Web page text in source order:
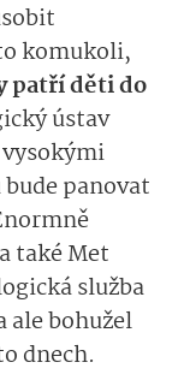
komukoli,
patří děti do
ústav
panovat
také Met
služba
ale bohužel
dnech.